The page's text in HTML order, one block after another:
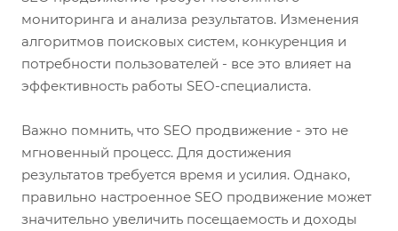
мониторинга и анализа результатов. Изменения
алгоритмов поисковых систем, конкуренция и
потребности пользователей - все это влияет на
эффективность работы SEO-специалиста.
Важно помнить, что SEO продвижение - это не
мгновенный процесс. Для достижения
результатов требуется время и усилия. Однако,
правильно настроенное SEO продвижение может
значительно увеличить посещаемость и доходы